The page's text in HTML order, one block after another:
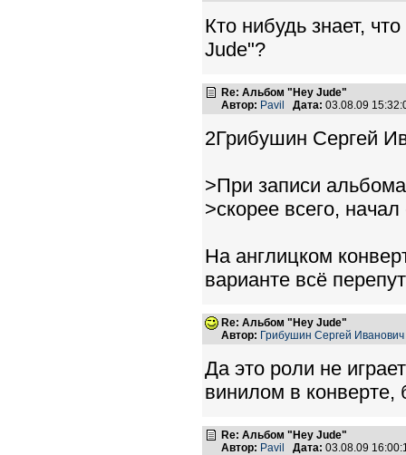
Кто нибудь знает,
Jude"?
Re: Альбом "Hey Jude"
Автор: Pavil Дата: 03.08.09
2Грибушин Сергей
>При записи
>скорее всего,
На англицком
варианте всё
Re: Альбом "Hey Jude"
Автор: Грибушин Сергей Иванович
Да это роли не
винилом в конверте,
Re: Альбом "Hey Jude"
Автор: Pavil Дата: 03.08.09